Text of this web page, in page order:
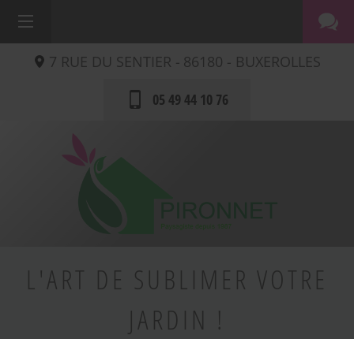
7 RUE DU SENTIER - 86180 - BUXEROLLES
05 49 44 10 76
L'ART DE SUBLIMER VOTRE
JARDIN !